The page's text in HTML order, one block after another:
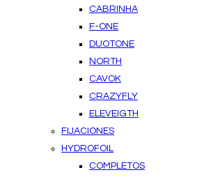
CABRINHA
F-ONE
DUOTONE
NORTH
CAVOK
CRAZYFLY
ELEVEIGTH
FIJACIONES
HYDROFOIL
COMPLETOS